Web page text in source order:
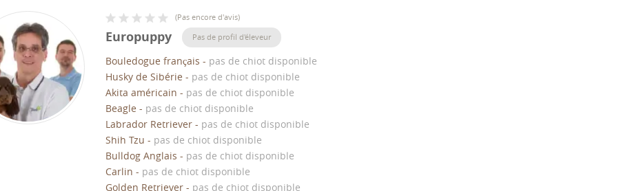
(Pas encore d'avis)
Europuppy Pas de profil d'éleveur
Bouledogue français - pas de chiot disponible
Husky de Sibérie - pas de chiot disponible
Akita américain - pas de chiot disponible
Beagle - pas de chiot disponible
Labrador Retriever - pas de chiot disponible
Shih Tzu - pas de chiot disponible
Bulldog Anglais - pas de chiot disponible
Carlin - pas de chiot disponible
Golden Retriever - pas de chiot disponible